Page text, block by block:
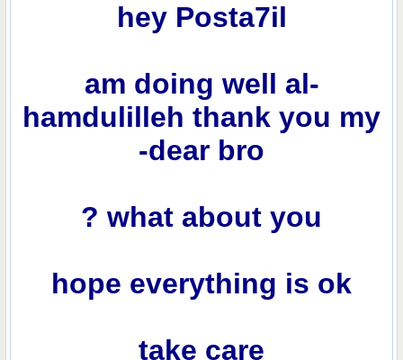
hey Posta7il
am doing well al-
hamdulilleh thank you my
dear bro-
what about you ?
hope everything is ok
take care